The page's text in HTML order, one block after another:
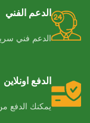
الدعم الفني
الدعم فني
الدفع اونلاين
يمكنك الدفع